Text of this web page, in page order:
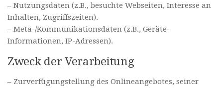
– Nutzungsdaten (z.B., besuchte Webseiten, Interesse an
Inhalten, Zugriffszeiten).
– Meta-/Kommunikationsdaten (z.B., Geräte-
Informationen, IP-Adressen).
Zweck der Verarbeitung
– Zurverfügungstellung des Onlineangebotes, seiner